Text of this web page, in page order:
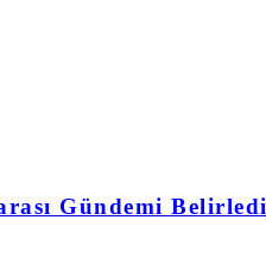
Gündemi Belirledi